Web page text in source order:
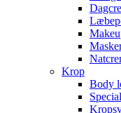
Krop
Body